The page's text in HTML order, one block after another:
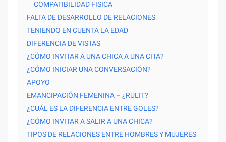
COMPATIBILIDAD FISICA
FALTA DE DESARROLLO DE RELACIONES
TENIENDO EN CUENTA LA EDAD
DIFERENCIA DE VISTAS
¿CÓMO INVITAR A UNA CHICA A UNA CITA?
¿CÓMO INICIAR UNA CONVERSACIÓN?
APOYO
EMANCIPACIÓN FEMENINA – ¿RULIT?
¿CUÁL ES LA DIFERENCIA ENTRE GOLES?
¿CÓMO INVITAR A SALIR A UNA CHICA?
TIPOS DE RELACIONES ENTRE HOMBRES Y MUJERES